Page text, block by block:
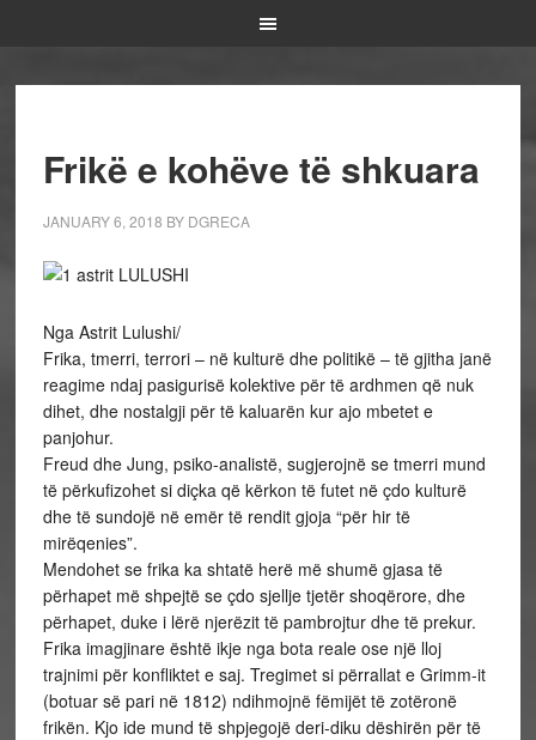
Frikë e kohëve të shkuara
JANUARY 6, 2018 BY DGRECA
Nga Astrit Lulushi/
Frika, tmerri, terrori – në kulturë dhe politikë – të gjitha janë
reagime ndaj pasigurisë kolektive për të ardhmen që nuk
dihet, dhe nostalgji për të kaluarën kur ajo mbetet e
panjohur.
Freud dhe Jung, psiko-analistë, sugjerojnë se tmerri mund
të përkufizohet si diçka që kërkon të futet në çdo kulturë
dhe të sundojë në emër të rendit gjoja “për hir të
mirëqenies”.
Mendohet se frika ka shtatë herë më shumë gjasa të
përhapet më shpejtë se çdo sjellje tjetër shoqërore, dhe
përhapet, duke i lërë njerëzit të pambrojtur dhe të prekur.
Frika imagjinare është ikje nga bota reale ose një lloj
trajnimi për konfliktet e saj. Tregimet si përrallat e Grimm-it
(botuar së pari në 1812) ndihmojnë fëmijët të zotëronë
frikën. Kjo ide mund të shpjegojë deri-diku dëshirën për të